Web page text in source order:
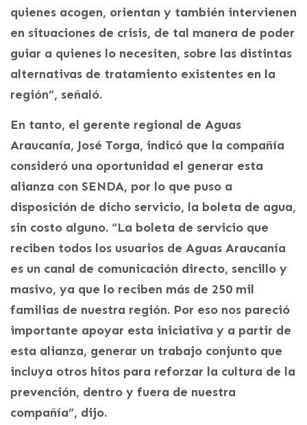
quienes acogen, orientan y también intervienen
en situaciones de crisis, de tal manera de poder
guiar a quienes lo necesiten, sobre las distintas
alternativas de tratamiento existentes en la
región”, señaló.
En tanto, el gerente regional de Aguas
Araucanía, José Torga, indicó que la compañía
consideró una oportunidad el generar esta
alianza con SENDA, por lo que puso a
disposición de dicho servicio, la boleta de agua,
sin costo alguno. “La boleta de servicio que
reciben todos los usuarios de Aguas Araucanía
es un canal de comunicación directo, sencillo y
masivo, ya que lo reciben más de 250 mil
familias de nuestra región. Por eso nos pareció
importante apoyar esta iniciativa y a partir de
esta alianza, generar un trabajo conjunto que
incluya otros hitos para reforzar la cultura de la
prevención, dentro y fuera de nuestra
compañía”, dijo.